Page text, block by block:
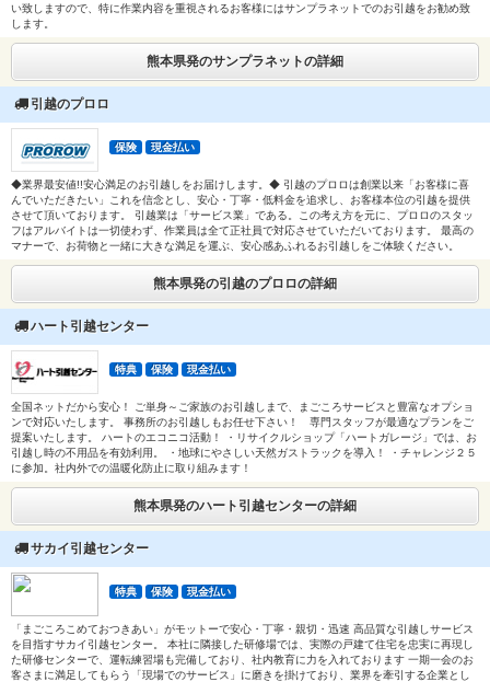
い致しますので、特に作業内容を重視されるお客様にはサンプラネットでのお引越をお勧め致
します。
熊本県発のサンプラネットの詳細
引越のプロロ
保険 現金払い
◆業界最安値!!安心満足のお引越しをお届けします。◆ 引越のプロロは創業以来「お客様に喜
んでいただきたい」これを信念とし、安心・丁寧・低料金を追求し、お客様本位の引越を提供
させて頂いております。 引越業は「サービス業」である。この考え方を元に、プロロのスタッ
フはアルバイトは一切使わず、作業員は全て正社員で対応させていただいております。 最高の
マナーで、お荷物と一緒に大きな満足を運ぶ、安心感あふれるお引越しをご体験ください。
熊本県発の引越のプロロの詳細
ハート引越センター
特典 保険 現金払い
全国ネットだから安心！ ご単身～ご家族のお引越しまで、まごころサービスと豊富なオプショ
ンで対応いたします。 事務所のお引越しもお任せ下さい！ 専門スタッフが最適なプランをご
提案いたします。 ハートのエコニコ活動！ ・リサイクルショップ「ハートガレージ」では、お
引越し時の不用品を有効利用。 ・地球にやさしい天然ガストラックを導入！ ・チャレンジ２５
に参加。社内外での温暖化防止に取り組みます！
熊本県発のハート引越センターの詳細
サカイ引越センター
特典 保険 現金払い
「まごころこめておつきあい」がモットーで安心・丁寧・親切・迅速 高品質な引越しサービス
を目指すサカイ引越センター。 本社に隣接した研修場では、実際の戸建て住宅を忠実に再現し
た研修センターで、運転練習場も完備しており、社内教育に力を入れております 一期一会のお
客さまに満足してもらう「現場でのサービス」に磨きを掛けており、業界を牽引する企業とし